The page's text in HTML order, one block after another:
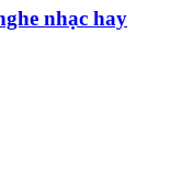
nhạc hay